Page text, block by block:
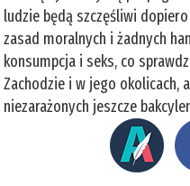
ludzie będą szczęśliwi
zasad moralnych i żadnych
konsumpcja i seks, co
Zachodzie i w jego okolicach,
niezarażonych jeszcze